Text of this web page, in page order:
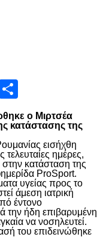
ο Μιρτσέα
κατάστασης της
εισήχθη
ημέρες,
κατάσταση της
ProSport.
υγείας προς το
άμεση ιατρική
έντονο
την ήδη επιβαρυμένη
να νοσηλευτεί.
του επιδεινώθηκε